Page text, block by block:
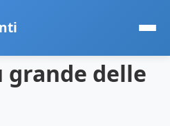
grande delle